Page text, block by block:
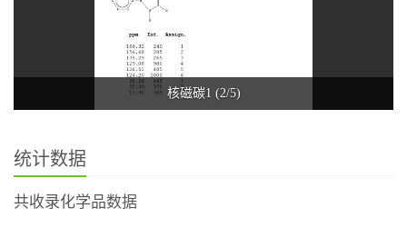
核磁碳1 (2/5)
统计数据
共收录化学品数据